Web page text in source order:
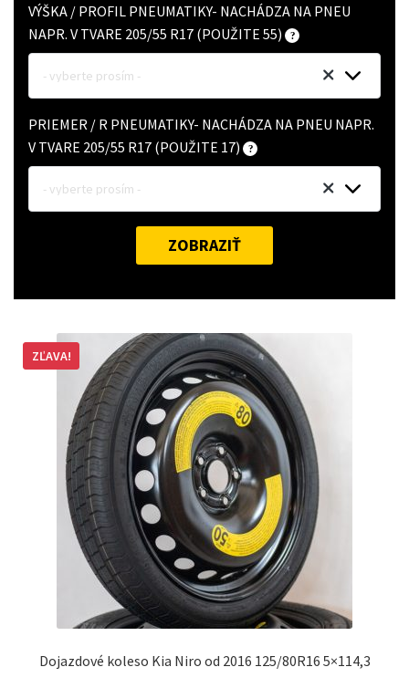
VÝŠKA / PROFIL PNEUMATIKY- NACHÁDZA NA PNEU
NAPR. V TVARE 205/55 R17 (POUŽITE 55)
- vyberte prosím -
PRIEMER / R PNEUMATIKY- NACHÁDZA NA PNEU NAPR.
V TVARE 205/55 R17 (POUŽITE 17)
- vyberte prosím -
ZOBRAZIŤ
Dojazdové koleso Kia Niro od 2016 125/80R16 5×114,3
ZĽAVA!